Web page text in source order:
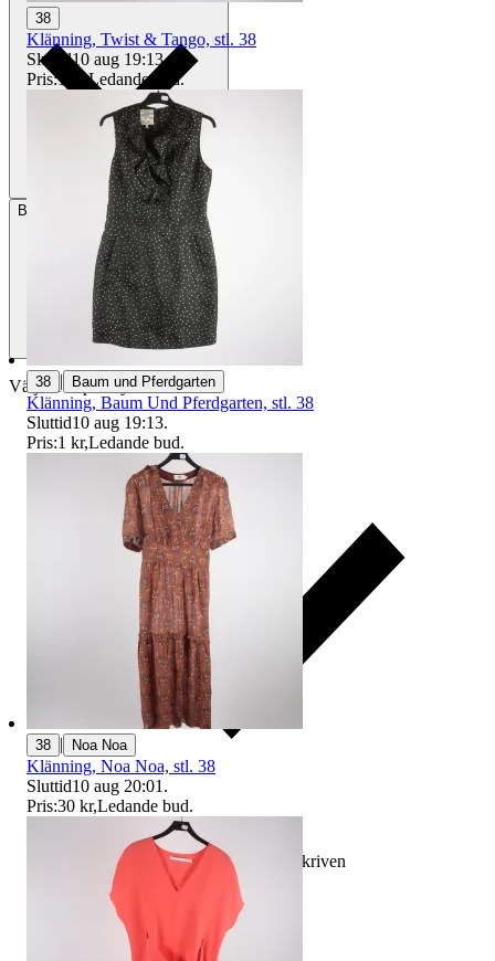
Betalning Via Tradera
Välj till köparskydd
Ersättning om varan inte är som beskriven
38
Klänning, Twist & Tango, stl. 38
Sluttid10 aug 19:13.
Pris:1 kr ,Ledande bud.
38 | Baum und Pferdgarten
Klänning, Baum Und Pferdgarten, stl. 38
Sluttid10 aug 19:13.
Pris:1 kr,Ledande bud.
38 | Noa Noa
Klänning, Noa Noa, stl. 38
Sluttid10 aug 20:01 .
Pris:30 kr,Ledande bud.